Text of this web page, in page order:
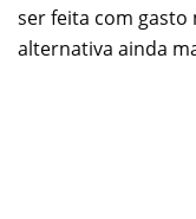
ser feita com gasto
alternativa ainda